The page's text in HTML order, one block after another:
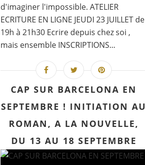
d'imaginer l'impossible. ATELIER
ECRITURE EN LIGNE JEUDI 23 JUILLET de
19h à 21h30 Ecrire depuis chez soi ,
mais ensemble INSCRIPTIONS...
CAP SUR BARCELONA EN
SEPTEMBRE ! INITIATION AU
ROMAN, A LA NOUVELLE,
DU 13 AU 18 SEPTEMBRE